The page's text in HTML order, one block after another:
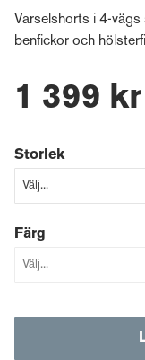
Varselshorts i 4-
benfickor och
1 399 kr
Storlek
Färg